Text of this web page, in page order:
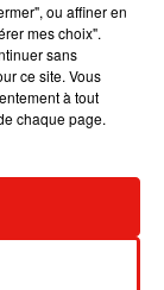
single le plus
leur
ou affiner en
mes choix".
sans
ce site. Vous
à tout
chaque page.